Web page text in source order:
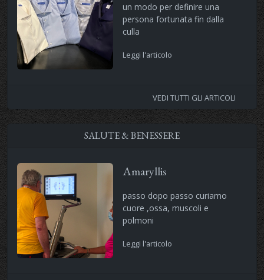
un modo per definire una
persona fortunata fin dalla
culla
Leggi l'articolo
VEDI TUTTI GLI ARTICOLI
SALUTE & BENESSERE
Amaryllis
passo dopo passo curiamo
cuore ,ossa, muscoli e
polmoni
Leggi l'articolo